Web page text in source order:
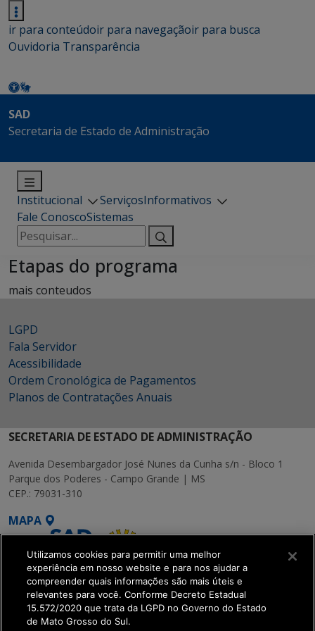
ir para conteúdoir para navegaçãoir para busca
Ouvidoria Transparência
SAD
Secretaria de Estado de Administração
Institucional ServiçosInformativos
Fale ConoscoSistemas
Pesquisar
por:
Etapas do programa
mais conteudos
LGPD
Fala Servidor
Acessibilidade
Ordem Cronológica de Pagamentos
Planos de Contratações Anuais
SECRETARIA DE ESTADO DE ADMINISTRAÇÃO
Avenida Desembargador José Nunes da Cunha s/n - Bloco 1
Parque dos Poderes - Campo Grande | MS
CEP.: 79031-310
MAPA
SETDIG | Secretaria-
Utilizamos cookies para permitir uma melhor
experiência em nosso website e para nos ajudar a
compreender quais informações são mais úteis e
relevantes para você. Conforme Decreto Estadual
15.572/2020 que trata da LGPD no Governo do Estado
de Mato Grosso do Sul.